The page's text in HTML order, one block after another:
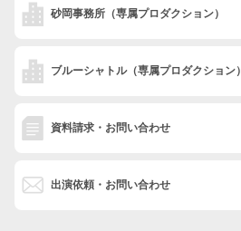
砂岡事務所 （専属プロダクション）
ブルーシャトル（専属プロダクション）
資料請求・お問い合わせ
出演依頼・お問い合わせ